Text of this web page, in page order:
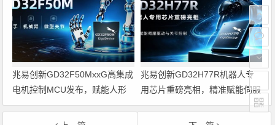
兆易创新GD32F50MxxG高集成
电机控制MCU发布，赋能人形
机器人关节驱动革新
兆易创新GD32H77R机器人专
用芯片重磅亮相，精准赋能伺服
驱动与关节控制